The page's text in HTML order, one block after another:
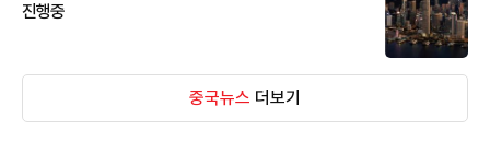
진행중
중국뉴스 더보기